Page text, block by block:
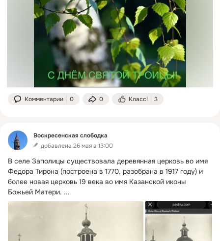
Комментарии 0 0 Класс! 3
Воскресенская слободка
добавлена 26 мая в 13:00
В селе Заполицы существовала деревянная церковь во имя
Федора Тирона (построена в 1770, разобрана в 1917 году) и
более новая церковь 19 века во имя Казанской иконы
Божьей Матери. ...